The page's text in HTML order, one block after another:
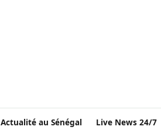
Actualité au Sénégal Live News 24/7